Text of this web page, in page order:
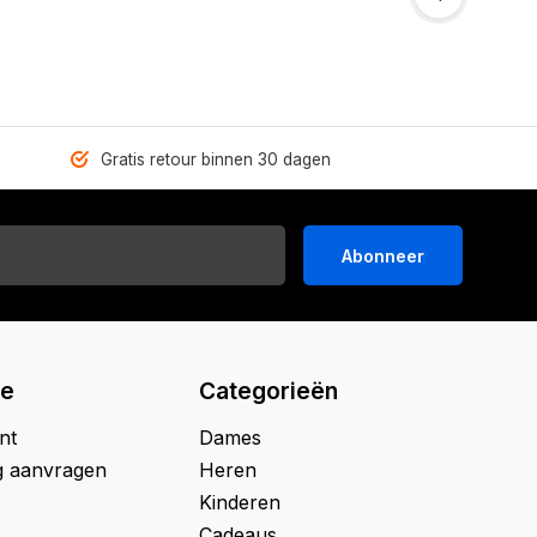
Gratis retour binnen 30 dagen
Abonneer
aanvragen
Categorieën
Dames
Heren
Kinderen